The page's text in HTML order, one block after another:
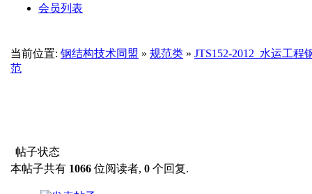
会员列表
当前位置: 钢结构技术同盟 » 规范类 » JTS152-2012_水运工
范
帖子状态
本帖子共有 1066 位阅读者, 0 个回复.